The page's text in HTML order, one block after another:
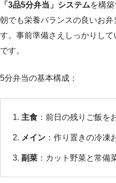
「3品5分弁当」システムを構
朝でも栄養バランスの良いお
す。事前準備さえしっかりし
です。
5分弁当の基本構成：
主食 ：前日の残りご飯を
メイン ：作り置きの冷凍
副菜 ：カット野菜と常備